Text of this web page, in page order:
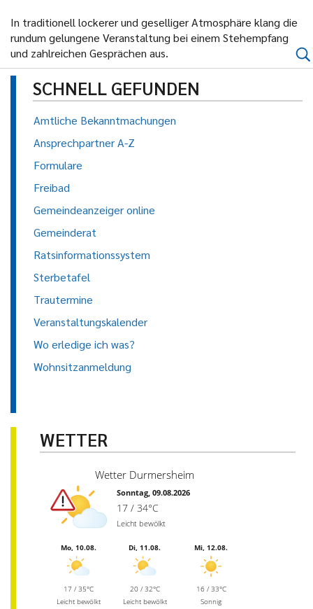
In traditionell lockerer und geselliger Atmosphäre klang die
rundum gelungene Veranstaltung bei einem Stehempfang
und zahlreichen Gesprächen aus.
SCHNELL GEFUNDEN
Amtliche Bekanntmachungen
Ansprechpartner A-Z
Formulare
Freibad
Gemeindeanzeiger online
Gemeinderat
Ratsinformationssystem
Sterbetafel
Trautermine
Veranstaltungskalender
Wo erledige ich was?
Wohnsitzanmeldung
WETTER
Wetter Durmersheim
Sonntag, 09.08.2026
17 / 34°C
Leicht bewölkt
Mo, 10.08.
17 / 35°C
Leicht bewölkt
Di, 11.08.
20 / 32°C
Leicht bewölkt
Mi, 12.08.
16 / 33°C
Sonnig